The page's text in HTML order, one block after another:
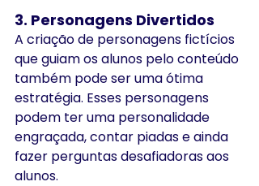
3. Personagens Divertidos
A criação de personagens fictícios
que guiam os alunos pelo conteúdo
também pode ser uma ótima
estratégia. Esses personagens
podem ter uma personalidade
engraçada, contar piadas e ainda
fazer perguntas desafiadoras aos
alunos.